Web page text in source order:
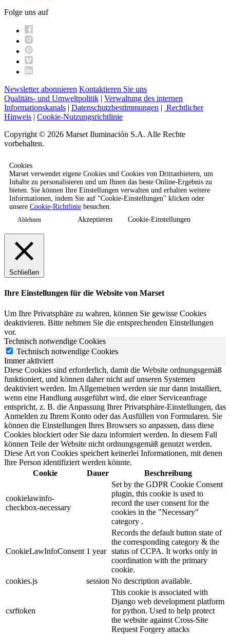
Folge uns auf
Newsletter abonnieren Kontaktieren Sie uns
Qualitäts- und Umweltpolitik | Verwaltung des internen
Informationskanals | Datenschutzbestimmungen | Rechtlicher
Hinweis | Cookie-Nutzungsrichtlinie
Copyright © 2026 Marset Iluminación S.A. Alle Rechte
vorbehalten.
Cookies
Marset verwendet eigene Cookies und Cookies von Drittanbietern, um
Inhalte zu personalisieren und um Ihnen das beste Online-Ergebnis zu
bieten. Sie können Ihre Einstellungen verwalten und erhalten weitere
Informationen, indem Sie auf "Cookie-Einstellungen" klicken oder
unsere Cookie-Richtlinie besuchen.
Ablehnen Akzeptieren Cookie-Einstellungen
Schließen
Ihre Einstellungen für die Website von Marset
Um Ihre Privatsphäre zu wahren, können Sie gewisse Cookies
deaktivieren. Bitte nehmen Sie die entsprechenden Einstellungen
vor.
Technisch notwendige Cookies
Technisch notwendige Cookies
Immer aktiviert
Diese Cookies sind erforderlich, damit die Website ordnungsgemäß
funktioniert, und können daher nicht auf unseren Systemen
deaktiviert werden. Im Allgemeinen werden sie nur dann installiert,
wenn eine Handlung ausgeführt wird, die einer Serviceanfrage
entspricht, z. B. die Anpassung Ihrer Privatsphäre-Einstellungen, das
Anmelden zu Ihrem Konto oder das Ausfüllen von Formularen. Sie
können die Einstellungen Ihres Browsers so anpassen, dass diese
Cookies blockiert oder Sie dazu informiert werden. In diesem Fall
können Teile der Website nicht ordnungsgemäß genutzt werden.
Diese Art von Cookies speichert keinerlei Informationen, mit denen
Ihre Person identifiziert werden könnte.
Cookie
Dauer Beschreibung
cookielawinfo-
checkbox-necessary
Set by the GDPR Cookie Consent
plugin, this cookie is used to
record the user consent for the
cookies in the "Necessary"
category .
CookieLawInfoConsent 1 year
Records the default button state of
the corresponding category & the
status of CCPA. It works only in
coordination with the primary
cookie.
cookies.js
session No description available.
csrftoken
This cookie is associated with
Django web development platform
for python. Used to help protect
the website against Cross-Site
Request Forgery attacks